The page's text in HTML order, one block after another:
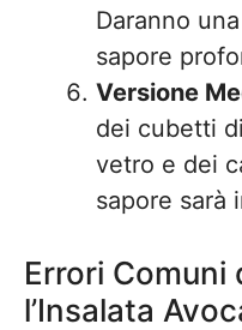
Daranno
sapore
Versione
dei cubetti
vetro e dei
sapore sarà
Errori Comuni
l’Insalata